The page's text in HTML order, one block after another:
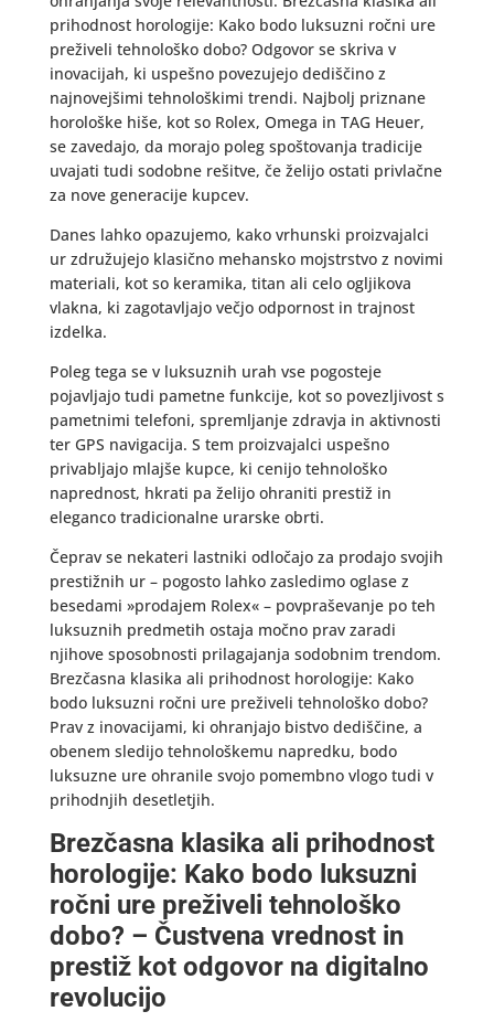
prihodnost horologije: Kako bodo luksuzni ročni ure
preživeli tehnološko dobo? Odgovor se skriva v
inovacijah, ki uspešno povezujejo dediščino z
najnovejšimi tehnološkimi trendi. Najbolj priznane
horološke hiše, kot so Rolex, Omega in TAG Heuer,
se zavedajo, da morajo poleg spoštovanja tradicije
uvajati tudi sodobne rešitve, če želijo ostati privlačne
za nove generacije kupcev.
Danes lahko opazujemo, kako vrhunski proizvajalci
ur združujejo klasično mehansko mojstrstvo z novimi
materiali, kot so keramika, titan ali celo ogljikova
vlakna, ki zagotavljajo večjo odpornost in trajnost
izdelka.
Poleg tega se v luksuznih urah vse pogosteje
pojavljajo tudi pametne funkcije, kot so povezljivost s
pametnimi telefoni, spremljanje zdravja in aktivnosti
ter GPS navigacija. S tem proizvajalci uspešno
privabljajo mlajše kupce, ki cenijo tehnološko
naprednost, hkrati pa želijo ohraniti prestiž in
eleganco tradicionalne urarske obrti.
Čeprav se nekateri lastniki odločajo za prodajo svojih
prestižnih ur – pogosto lahko zasledimo oglase z
besedami »prodajem Rolex« – povpraševanje po teh
luksuznih predmetih ostaja močno prav zaradi
njihove sposobnosti prilagajanja sodobnim trendom.
Brezčasna klasika ali prihodnost horologije: Kako
bodo luksuzni ročni ure preživeli tehnološko dobo?
Prav z inovacijami, ki ohranjajo bistvo dediščine, a
obenem sledijo tehnološkemu napredku, bodo
luksuzne ure ohranile svojo pomembno vlogo tudi v
prihodnjih desetletjih.
Brezčasna klasika ali prihodnost
horologije: Kako bodo luksuzni
ročni ure preživeli tehnološko
dobo? – Čustvena vrednost in
prestiž kot odgovor na digitalno
revolucijo